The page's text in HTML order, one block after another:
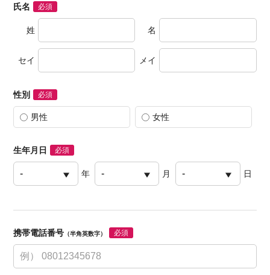
氏名 必須
姓 名
セイ メイ
性別 必須
男性 女性
生年月日 必須
年 月 日
携帯電話番号 （半角英数字） 必須